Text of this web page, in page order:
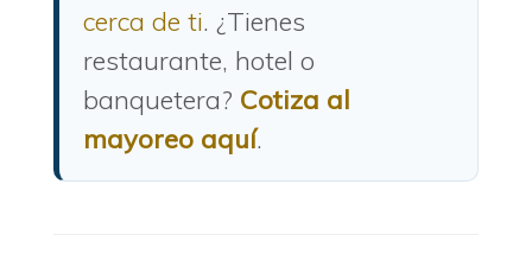
cerca de ti. ¿Tienes
restaurante, hotel o
banquetera? Cotiza al
mayoreo aquí.